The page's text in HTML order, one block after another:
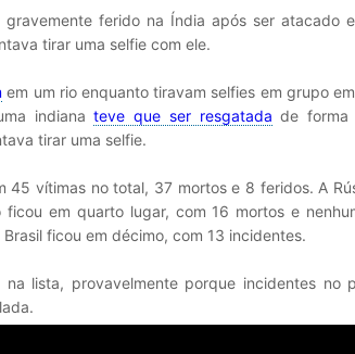
ferido na Índia após ser atacado e
tirar uma selfie com ele.
em um rio enquanto tiravam selfies em grupo em
indianateve que ser resgatada de forma
tirar uma selfie.
45 vítimas no total, 37 mortos e 8 feridos. A
ficou em quarto lugar, com 16 mortos e
ficou em décimo, com 13 incidentes.
lista, provavelmente porque incidentes no